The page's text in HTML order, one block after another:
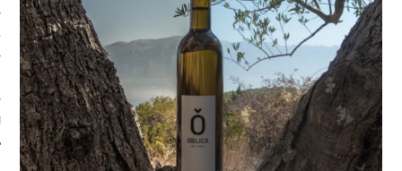
ARCACHON